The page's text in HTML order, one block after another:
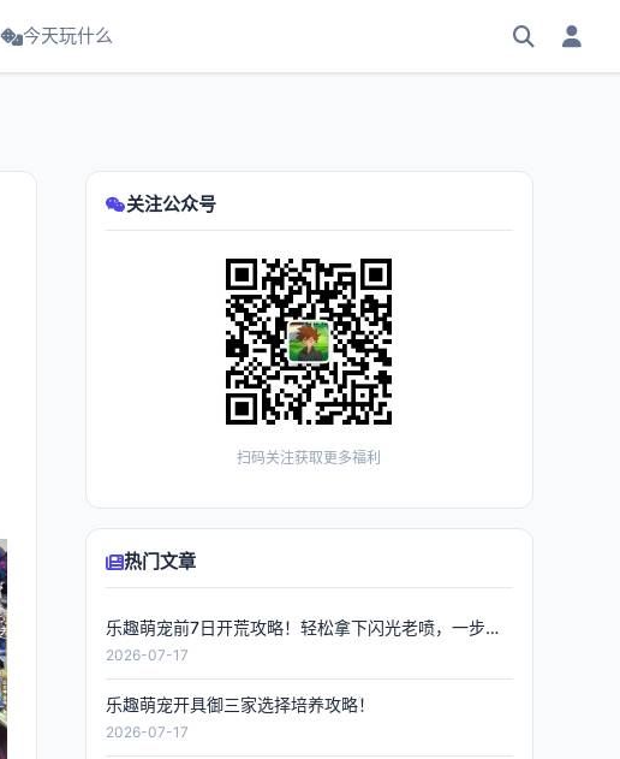
今天玩什么
关注公众号
扫码关注获取更多福利
热门文章
乐趣萌宠前7日开荒攻略！轻松拿下闪光老喷，一步到位
2026-07-17
乐趣萌宠开具御三家选择培养攻略！
2026-07-17